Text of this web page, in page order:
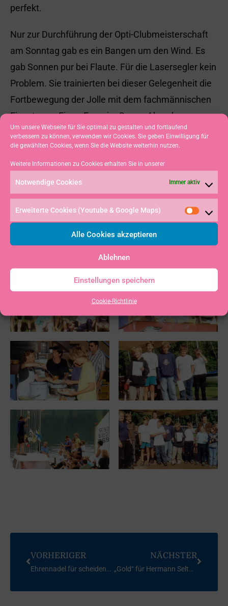
Um unsere Webseite für Sie optimal zu gestalten und fortlaufend
verbessern zu können, verwenden wir Cookies. Sie geben Einwilligung für
die gewählten Cookies, wenn Sie die Website weiterhin nutzen.
Weitere Informationen zu Cookies erhalten Sie in unserer
Notwendige Cookies Immer aktiv
Erweiterte Cookies (Youtube & Google Maps)
Alle Cookies akzeptieren
Ablehnen
Einstellungen speichern
Cookie-Richtlinie
perfekt.
Nur zur Durchführung der Opti-Clubmeisterschaft
am Sonntag gab es ein Bangen um den Wind. Es
gab Sonnen pur bei Flaute. Für die Lasersegler kein
Problem. Sie trainierten bei dieser Gelegenheit die
Fortbewegung der Jolle mit dem fachmännischen
Einsatz von Eigen-Energie. Gegen Abend
schließlich kam mit Wind und Regen der
Wetterumbruch, so dass die Clubmeisterschaft
doch noch gut ausgetragen werden konnte.
Danach wieder schönes Wetter.
VORHERIGER
Ehrennadel für scheidenden SCAI-Vorsitzenden Mayr
NÄCHSTER
„Gold“ für Hermann Seltmann